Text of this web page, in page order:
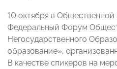
10 октября в Общественной
Федеральный Форум
Негосударственного
образование»,
В качестве спикеров на